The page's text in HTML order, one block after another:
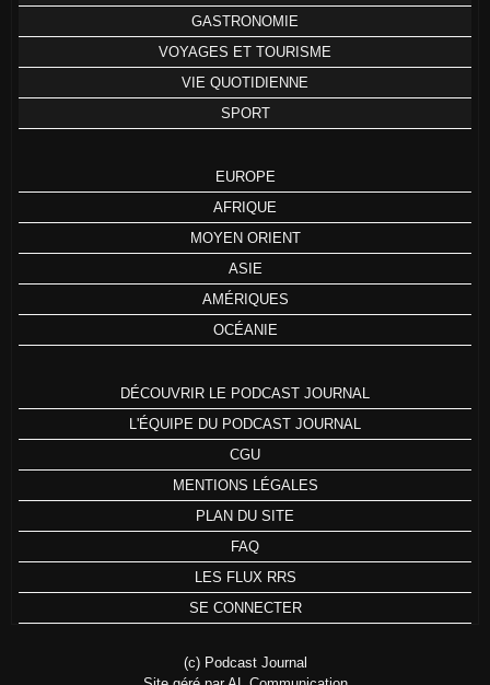
GASTRONOMIE
VOYAGES ET TOURISME
VIE QUOTIDIENNE
SPORT
EUROPE
AFRIQUE
MOYEN ORIENT
ASIE
AMÉRIQUES
OCÉANIE
DÉCOUVRIR LE PODCAST JOURNAL
L'ÉQUIPE DU PODCAST JOURNAL
CGU
MENTIONS LÉGALES
PLAN DU SITE
FAQ
LES FLUX RRS
SE CONNECTER
(c) Podcast Journal